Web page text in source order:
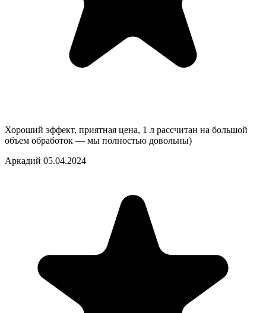
Хороший эффект, приятная цена, 1 л рассчитан на большой
объем обработок — мы полностью довольны)
Аркадий 05.04.2024